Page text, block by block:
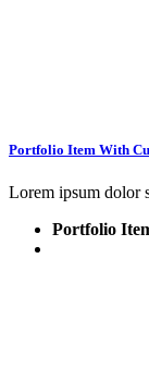
Portfolio Item With
Lorem ipsum dolor
Portfolio